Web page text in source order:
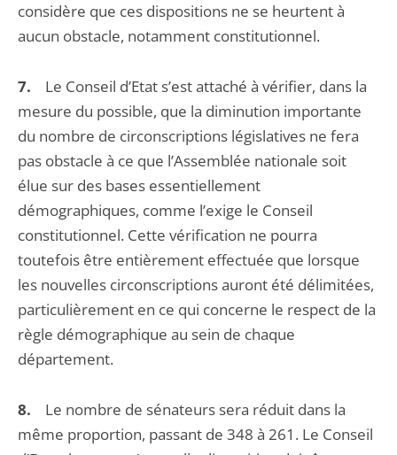
considère que ces dispositions ne se heurtent à
aucun obstacle, notamment constitutionnel.
7.
Le Conseil d’Etat s’est attaché à vérifier, dans la
mesure du possible, que la diminution importante
du nombre de circonscriptions législatives ne fera
pas obstacle à ce que l’Assemblée nationale soit
élue sur des bases essentiellement
démographiques, comme l’exige le Conseil
constitutionnel. Cette vérification ne pourra
toutefois être entièrement effectuée que lorsque
les nouvelles circonscriptions auront été délimitées,
particulièrement en ce qui concerne le respect de la
règle démographique au sein de chaque
département.
8.
Le nombre de sénateurs sera réduit dans la
même proportion, passant de 348 à 261. Le Conseil